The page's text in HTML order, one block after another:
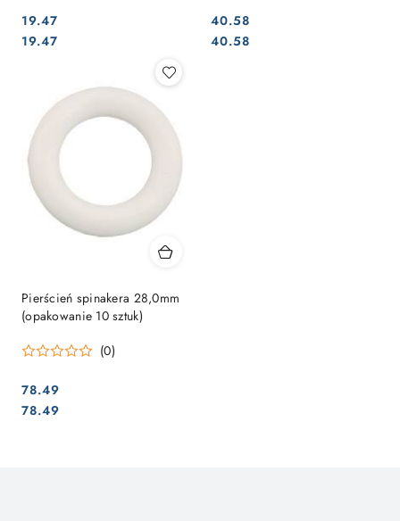
Cena:
19.47
Cena:
19.47 Cena:
40.58
Cena:
40.58
Pierścień spinakera 28,0mm
(opakowanie 10 sztuk)
(0)
Cena:
78.49
Cena:
78.49